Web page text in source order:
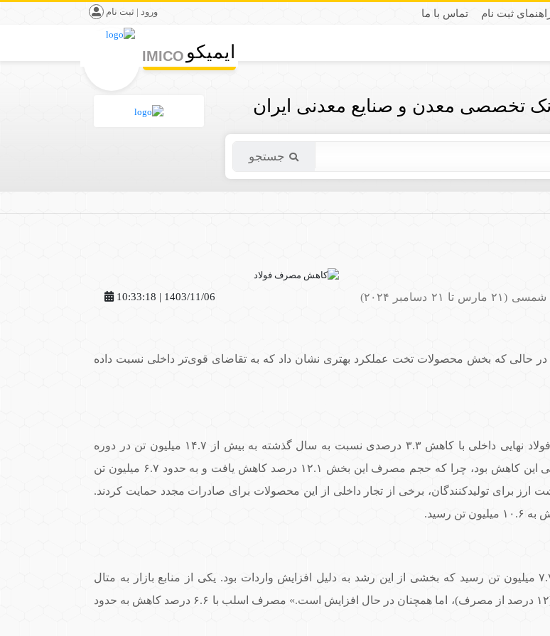
ثبت نام تماس با ما ورود | ثبت نام
ایمیکو IMICO
تخصصی معدن و صنایع معدنی ایران
جستجو
مصرف فولاد در جمهوری اسلامی ایران طی ۹ ماه اول سال جاری شمسی (۲۱ مارس تا ۲۱ دسامبر ۲۰۲۴)
1403/11/06 | 10:33:18
حالی که بخش محصولات تخت عملکرد بهتری نشان داد که به تقاضای قوی‌تر داخلی نسبت داده
ایران (ISPA)، مصرف فولاد نهایی داخلی با کاهش ۳.۳ درصدی نسبت به سال گذشته به بیش از ۱۴.۷ میلیون تن در دوره
گزارش شده رسید. روند منفی در بخش محصولات طویل عامل اصلی این کاهش بود، چرا که حجم مصرف این بخش ۱۲.۱ درصد کاهش یافت و به حدود ۶.۷ میلیون تن
ارز برای تولیدکنندگان، برخی از تجار داخلی از این محصولات برای صادرات مجدد حمایت کردند.
تخت ۴.۸ درصد افزایش یافت و به ۷.۷ میلیون تن رسید که بخشی از این رشد به دلیل افزایش واردات بود. یکی از منابع بازار به متال
اکسپرت گفت: «سهم واردات در بخش محصولات تخت کوچک است (۱۲ درصد از مصرف)، اما همچنان در حال افزایش است.» مصرف اسلب با ۶.۶ درصد کاهش به حدود